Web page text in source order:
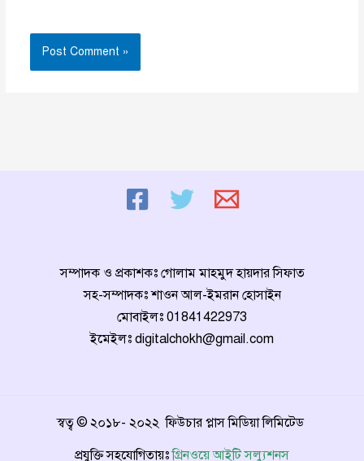
সম্পাদক ও প্রকাশকঃ গোলাম মাহমুদ হায়দার সিফাত
সহ-সম্পাদকঃ শাওন আল-ইমরান হোসাইন
মোবাইলঃ 01841422973
ইমেইলঃ digitalchokh@gmail.com
স্বত্ব © ২০১৮- ২০২২ ফিউচার প্লাস মিডিয়া লিমিটেড
প্রযুক্তি সহযোগিতায়ঃ গ্রিনওয়ে আইটি সল্যুশনস